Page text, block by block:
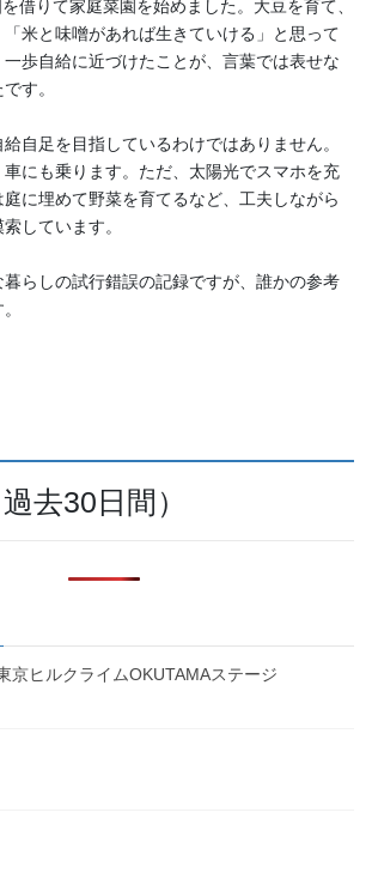
借りて家庭菜園を始めました。大豆を育て、
米と味噌があれば生きていける」と思って
歩自給に近づけたことが、言葉では表せな
す。
自足を目指しているわけではありません。
にも乗ります。ただ、太陽光でスマホを充
に埋めて野菜を育てるなど、工夫しながら
しています。
らしの試行錯誤の記録ですが、誰かの参考
去30日間）
京ヒルクライムOKUTAMAステージ